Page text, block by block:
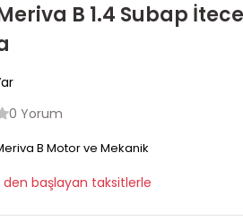
B 1.4 Subap
0 Yorum
B Motor ve Mekanik
den başlayan taksitlerle